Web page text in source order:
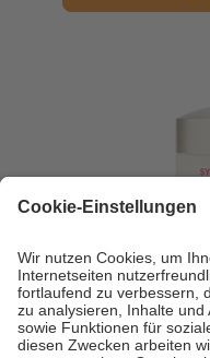
BÖRLIND
ml Creme
50 ml
Creme